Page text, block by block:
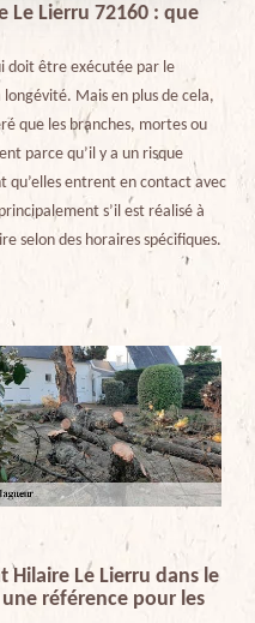
Le Lierru 72160 : que
doit être exécutée par le
Mais en plus de cela,
que les branches, mortes ou
parce qu’il y a un risque
qu’elles entrent en contact avec
s’il est réalisé à
selon des horaires spécifiques.
Hilaire Le Lierru dans le
référence pour les